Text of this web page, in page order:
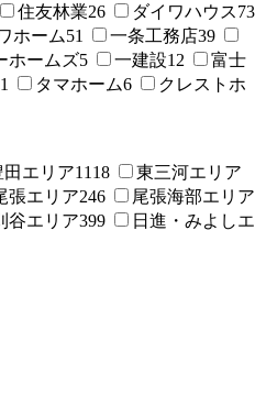
住友林業26 ダイワハウス73
ホーム51 一条工務店39
ホームズ5 一建設12
富士
タマホーム6
クレストホ
田エリア1118
東三河エリア
張エリア246
尾張海部エリア
谷エリア399
日進・みよしエ